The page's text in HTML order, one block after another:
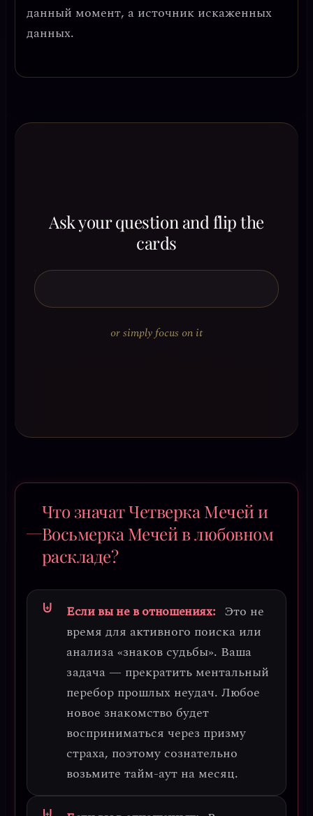
данный момент, а источник искаженных
данных.
Ask your question and flip the
cards
or simply focus on it
Что значат Четверка Мечей и
Восьмерка Мечей в любовном
раскладе?
Если вы не в отношениях: Это не
время для активного поиска или
анализа «знаков судьбы». Ваша
задача — прекратить ментальный
перебор прошлых неудач. Любое
новое знакомство будет
восприниматься через призму
страха, поэтому сознательно
возьмите тайм-аут на месяц.